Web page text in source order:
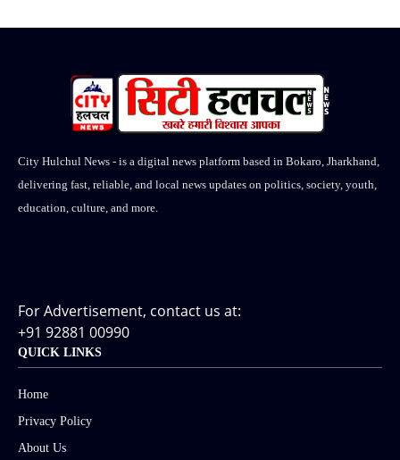
City Hulchul News - is a digital news platform based in Bokaro, Jharkhand,
delivering fast, reliable, and local news updates on politics, society, youth,
education, culture, and more.
For Advertisement, contact us at:
+91 92881 00990
QUICK LINKS
Home
Privacy Policy
About Us